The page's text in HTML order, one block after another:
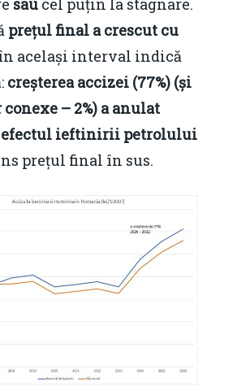
sau cel puțin la stagnare.
prețul final a crescut cu
același interval indică
creșterea accizei (77%) (și
– 2%) a anulat
efectul ieftinirii petrolului
prețul final în sus.
Home
Noutăți
Despre
Evenimente
Foto
Modelul economic
România – orizont
resurselor naturale
Piaţa gazelor naturale:
Soluții de
Video
Marea Neagră în Noua
economie
Politici Europene în
EM360 Talk
Contact
Contact